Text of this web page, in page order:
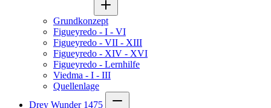
Grundkonzept
Figueyredo - I - VI
Figueyredo - VII - XIII
Figueyredo - XIV - XVI
Figueyredo - Lernhilfe
Viedma - I - III
Quellenlage
Drey Wunder 1475